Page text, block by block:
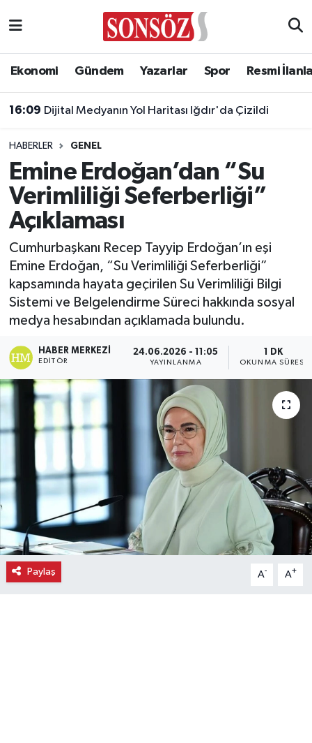
Ekonomi Gündem Yazarlar Spor Resmi
16:09 Dijital Medyanın Yol Haritası Iğdır'da Çizildi
HABERLER GENEL
Emine Erdoğan’dan “Su
Verimliliği Seferberliği”
Açıklaması
Cumhurbaşkanı Recep Tayyip Erdoğan’ın eşi
Emine Erdoğan, “Su Verimliliği Seferberliği”
kapsamında hayata geçirilen Su Verimliliği Bilgi
Sistemi ve Belgelendirme Süreci hakkında sosyal
medya hesabından açıklamada bulundu.
HABER MERKEZI
EDITÖR
24.06.2026 - 11:05
YAYINLANMA
1 DK
OKUNMA SÜRESI
Paylaş A- A+
Asayiş
Biyografi
Çevre
Diğer
Dünya
Eğitim
Gurme
Haber
İlçe Haberleri
Ankara Nöbetçi Eczaneler
Ankara Trafik Yoğunluk Haritası
Süper Lig Puan Durumu ve Fikstür
Tüm Manşetler
Son Dakika Haberleri
Haber Arşivi